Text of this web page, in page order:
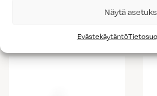
Näytä
Evästekäytäntö
Nuppivedin 523